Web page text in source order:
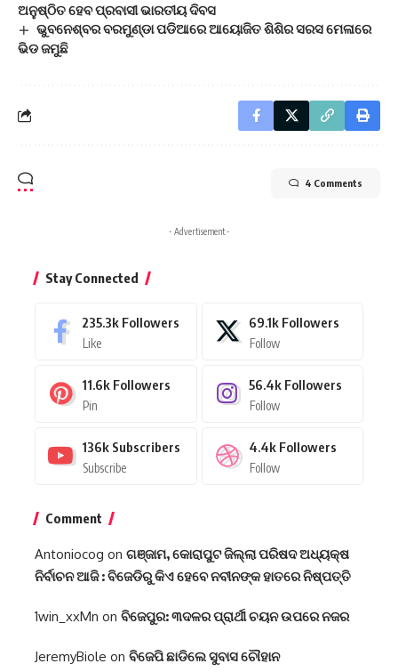
ଅନୁଷ୍ଠିତ ହେବ ପ୍ରବାସୀ ଭାରତୀୟ ଦିବସ
ଭୁବନେଶ୍ବର ବରମୁଣ୍ଡା ପଡିଆରେ ଆୟୋଜିତ ଶିଶିର ସରସ ମେଳାରେ
ଭିଡ ଜମୁଛି
4 Comments
- Advertisement -
Stay Connected
235.3k Followers
Like
69.1k Followers
Follow
11.6k Followers
Pin
56.4k Followers
Follow
136k Subscribers
Subscribe
4.4k Followers
Follow
Comment
Antoniocog on ଗଞ୍ଜାମ, କୋରାପୁଟ ଜିଲ୍ଲା ପରିଷଦ ଅଧ୍ୟକ୍ଷ
ନିର୍ବାଚନ ଆଜି : ବିଜେଡିରୁ କିଏ ହେବେ ନବୀନଙ୍କ ହାତରେ ନିଷ୍ପତ୍ତି
1win_xxMn on ବିଜେପୁର: ୩ଦଳର ପ୍ରାର୍ଥୀ ଚୟନ ଉପରେ ନଜର
JeremyBiole on ବିଜେପି ଛାଡିଲେ ସୁବାସ ଚୌହାନ